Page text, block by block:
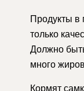
Продукты в
только
Должно
много
Кормят